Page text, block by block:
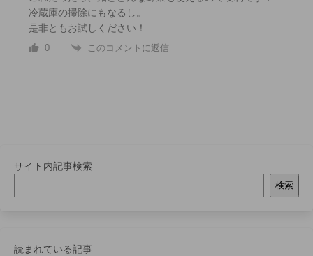
冷蔵庫の掃除にもなるし。
是非ともお試しください！
0 このコメントに返信
サイト内記事検索
検索
読まれている記事